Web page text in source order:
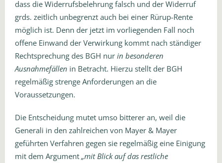
dass die Widerrufsbelehrung falsch und der Widerruf
grds. zeitlich unbegrenzt auch bei einer Rürup-Rente
möglich ist. Denn der jetzt im vorliegenden Fall noch
offene Einwand der Verwirkung kommt nach ständiger
Rechtsprechung des BGH nur in besonderen
Ausnahmefällen in Betracht. Hierzu stellt der BGH
regelmäßig strenge Anforderungen an die
Voraussetzungen.
Die Entscheidung mutet umso bitterer an, weil die
Generali in den zahlreichen von Mayer & Mayer
geführten Verfahren gegen sie regelmäßig eine Einigung
mit dem Argument „mit Blick auf das restliche